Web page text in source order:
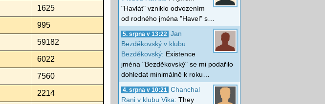
1625
995
59182
6022
7560
2214
"Havlát" vzniklo odvozením
od rodného jména "Havel" s…
5. srpna v 13:22
Jan
Bezděkovský v klubu
Bezděkovský: Existence
jména "Bezděkovský" se mi podařilo
dohledat minimálně k roku…
4. srpna v 10:21
Chanchal
Rani v klubu Vika: They